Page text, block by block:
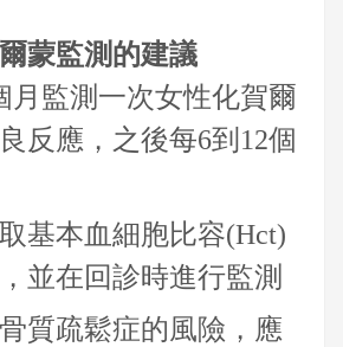
蒙監測的建議
月監測一次女性化賀爾
反應，之後每6到12個
基本血細胞比容(Hct)
並在回診時進行監測
質疏鬆症的風險，應